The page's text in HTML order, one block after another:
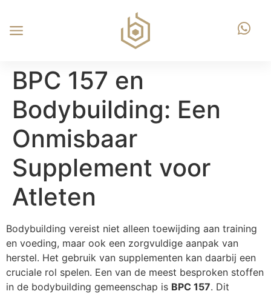
BPC 157 en
Bodybuilding: Een
Onmisbaar
Supplement voor
Atleten
Bodybuilding vereist niet alleen toewijding aan training
en voeding, maar ook een zorgvuldige aanpak van
herstel. Het gebruik van supplementen kan daarbij een
cruciale rol spelen. Een van de meest besproken stoffen
in de bodybuilding gemeenschap is BPC 157. Dit